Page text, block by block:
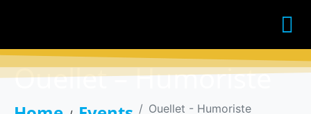
Ouellet – Humoriste
Ouellet - Humoriste